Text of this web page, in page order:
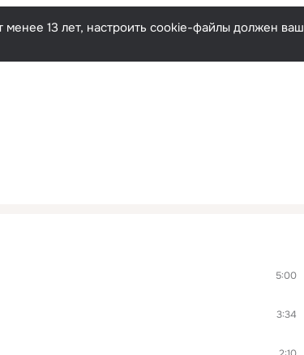
13 лет, настроить cookie-файлы должен ваш
5:00
3:34